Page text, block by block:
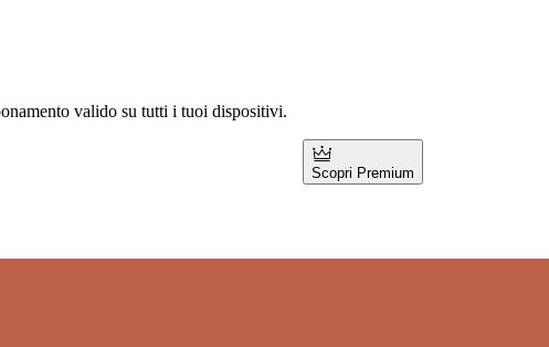
valido su tutti i tuoi dispositivi.
Scopri Premium